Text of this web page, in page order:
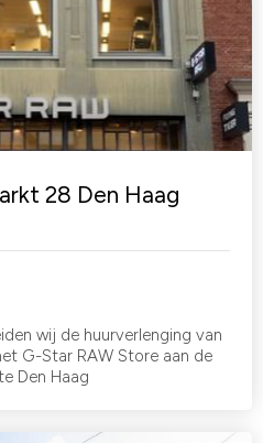
28 Den Haag
wij de huurverlenging van
G-Star RAW Store aan de
Den Haag